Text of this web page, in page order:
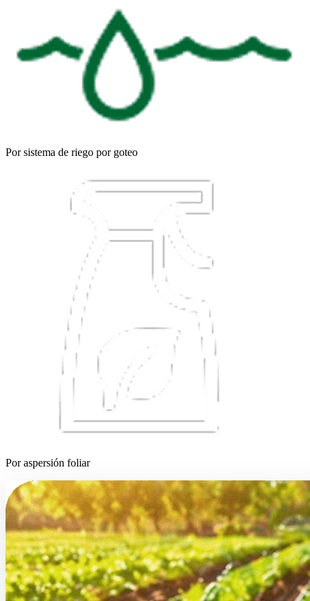
Por sistema de riego por goteo
Por aspersión foliar